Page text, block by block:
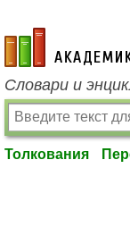
academic.ru
Словари и
Толкования